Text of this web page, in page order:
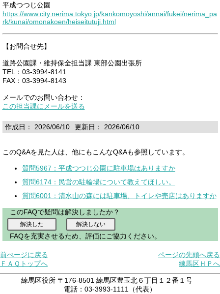
平成つつじ公園
https://www.city.nerima.tokyo.jp/kankomoyoshi/annai/fukei/nerima_pa
rk/kunai/omonakoen/heiseitutuji.html
【お問合せ先】
道路公園課・維持保全担当課 東部公園出張所
TEL：03-3994-8141
FAX：03-3994-8143
メールでのお問い合わせ：
この担当課にメールを送る
作成日： 2026/06/10 更新日： 2026/06/10
このQ&Aを見た人は、他にもこんなQ&Aも参照しています。
質問5967：平成つつじ公園に駐車場はありますか
質問6174：民営の駐輪場について教えてほしい。
質問6001：清水山の森には駐車場、トイレや売店はありますか
このFAQで疑問は解決しましたか？
FAQを充実させるため、評価にご協力ください。
前ぺージに戻る
ページの先頭へ戻る
ＦＡＱトップへ
練馬区ＨＰへ
練馬区役所 〒176-8501 練馬区豊玉北６丁目１２番１号
電話：03-3993-1111（代表）